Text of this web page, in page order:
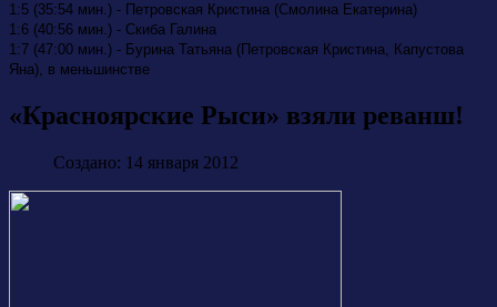
1:5 (35:54 мин.) - Петровская Кристина (Смолина Екатерина)
1:6 (40:56 мин.) - Скиба Галина
1:7 (47:00 мин.) - Бурина Татьяна (Петровская Кристина, Капустова
Яна), в меньшинстве
«Красноярские Рыси» взяли реванш!
Создано: 14 января 2012